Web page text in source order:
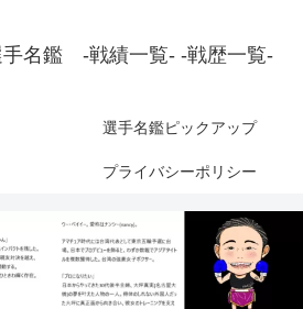
手名鑑 -戦績一覧- -戦歴一覧-
選手名鑑ピックアップ
プライバシーポリシー